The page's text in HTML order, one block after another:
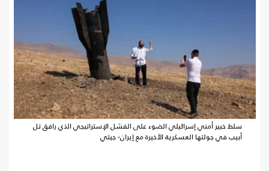
سلط خبير أمني إسرائيلي الضوء على الفشل الإستراتيجي الذي رافق تل
أبيب في جولتها العسكرية الأخيرة مع إيران- جيتي